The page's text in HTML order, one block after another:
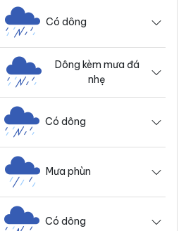
Có dông
Dông kèm mưa đá
nhẹ
Có dông
Mưa phùn
Có dông